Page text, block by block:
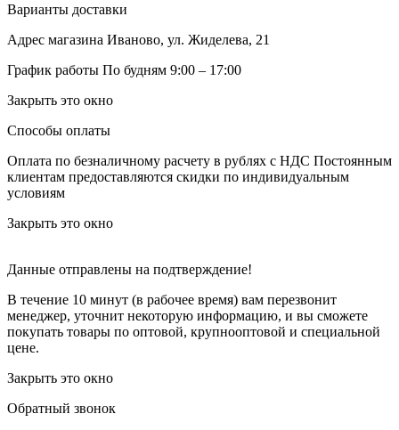
Варианты доставки
Адрес магазина Иваново, ул. Жиделева, 21
График работы По будням 9:00 – 17:00
Закрыть это окно
Способы оплаты
Оплата по безналичному расчету в рублях с НДС Постоянным
клиентам предоставляются скидки по индивидуальным
условиям
Закрыть это окно
Данные отправлены на подтверждение!
В течение 10 минут (в рабочее время) вам перезвонит
менеджер, уточнит некоторую информацию, и вы сможете
покупать товары по оптовой, крупнооптовой и специальной
цене.
Закрыть это окно
Обратный звонок